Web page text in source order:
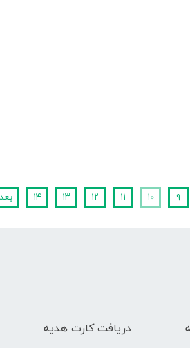
۹ ۱۰ ۱۱ ۱۲ ۱۳ ۱۴
دریافت کارت هدیه